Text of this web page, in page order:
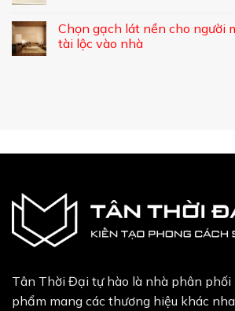
Chọn gạch lát nền cho người
tài lộc vào nhà
Tân Thời Đại tự hào là nhà phân phối
phẩm mang các thương hiệu khác